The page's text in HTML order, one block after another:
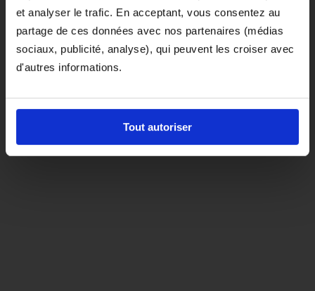
et analyser le trafic. En acceptant, vous consentez au
partage de ces données avec nos partenaires (médias
sociaux, publicité, analyse), qui peuvent les croiser avec
d'autres informations.
Tout autoriser
D'ici là, si vous souhaitez le coloris noir,
orientez-vous vers la matière "indispensable"